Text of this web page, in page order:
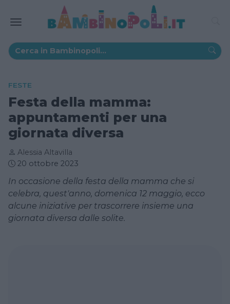
FESTE
Festa della mamma:
appuntamenti per una
giornata diversa
Alessia Altavilla
20 ottobre 2023
In occasione della festa della mamma che si
celebra, quest'anno, domenica 12 maggio, ecco
alcune iniziative per trascorrere insieme una
giornata diversa dalle solite.